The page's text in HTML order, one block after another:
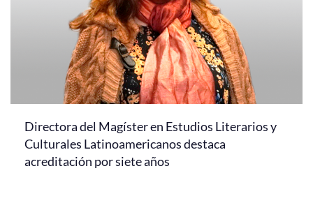
Directora del Magíster en Estudios Literarios y
Culturales Latinoamericanos destaca
acreditación por siete años